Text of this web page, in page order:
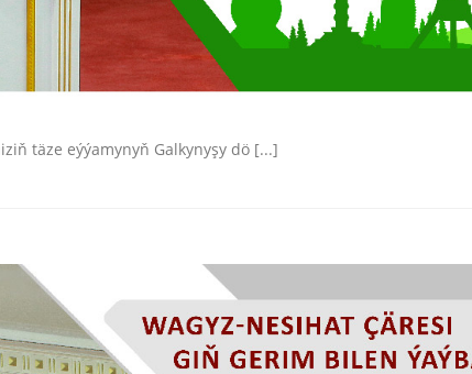
täze eýýamynyň Galkynyşy dö [...]